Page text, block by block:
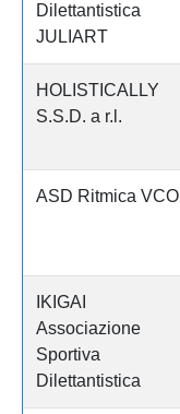
Dilettantistica
JULIART
HOLISTICALLY
S.S.D. a r.l.
ASD Ritmica VCO
IKIGAI
Associazione
Sportiva
Dilettantistica